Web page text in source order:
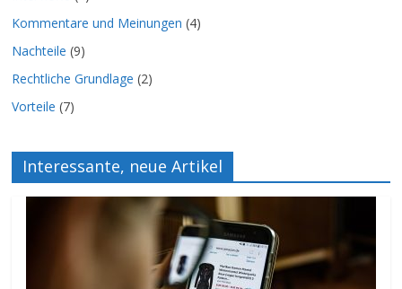
Kommentare und Meinungen (4)
Nachteile (9)
Rechtliche Grundlage (2)
Vorteile (7)
Interessante, neue Artikel